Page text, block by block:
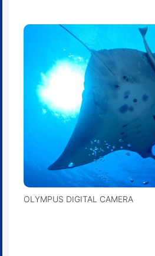
OLYMPUS DIGITAL CAMERA